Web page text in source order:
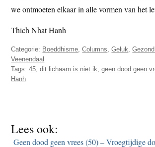
we ontmoeten elkaar in alle vormen van het
Thich Nhat Hanh
Categorie: Boeddhisme ,Columns ,Geluk ,
Veenendaal
Tags:45 ,dit lichaam is niet ik ,geen dood geen
Hanh
Lees ook:
Geen dood geen vrees (50) – Vroegtijdige